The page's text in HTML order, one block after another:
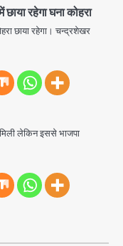
रहेगा घना कोहरा
छाया रहेगा। चन्द्रशेखर
लेकिन इससे भाजपा
में मॉक आॅपरेशन
बनकर 3 लाख
के पीछे
सेक्टर-49 में 18